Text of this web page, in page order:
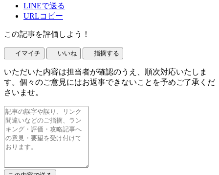
LINEで送る
URLコピー
この記事を評価しよう！
イマイチ いいね 指摘する
いただいた内容は担当者が確認のうえ、順次対応いたしま
す。個々のご意見にはお返事できないことを予めご了承くだ
さいませ。